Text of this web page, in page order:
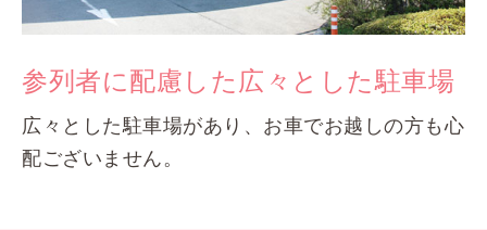
参列者に配慮した広々とした駐車場
広々とした駐車場があり、お車でお越しの方も心
配ございません。